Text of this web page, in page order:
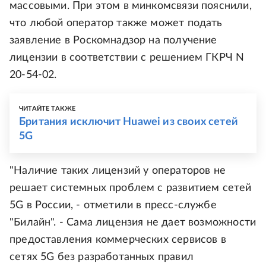
массовыми. При этом в минкомсвязи пояснили,
что любой оператор также может подать
заявление в Роскомнадзор на получение
лицензии в соответствии с решением ГКРЧ N
20-54-02.
ЧИТАЙТЕ ТАКЖЕ
Британия исключит Huawei из своих сетей
5G
"Наличие таких лицензий у операторов не
решает системных проблем с развитием сетей
5G в России, - отметили в пресс-службе
"Билайн". - Сама лицензия не дает возможности
предоставления коммерческих сервисов в
сетях 5G без разработанных правил